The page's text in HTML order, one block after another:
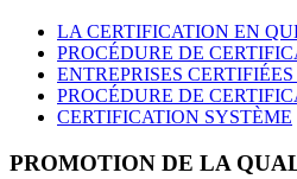
LA CERTIFICATION EN
PROCÉDURE DE
ENTREPRISES
PROCÉDURE DE
CERTIFICATION SYSTÈME
PROMOTION DE LA